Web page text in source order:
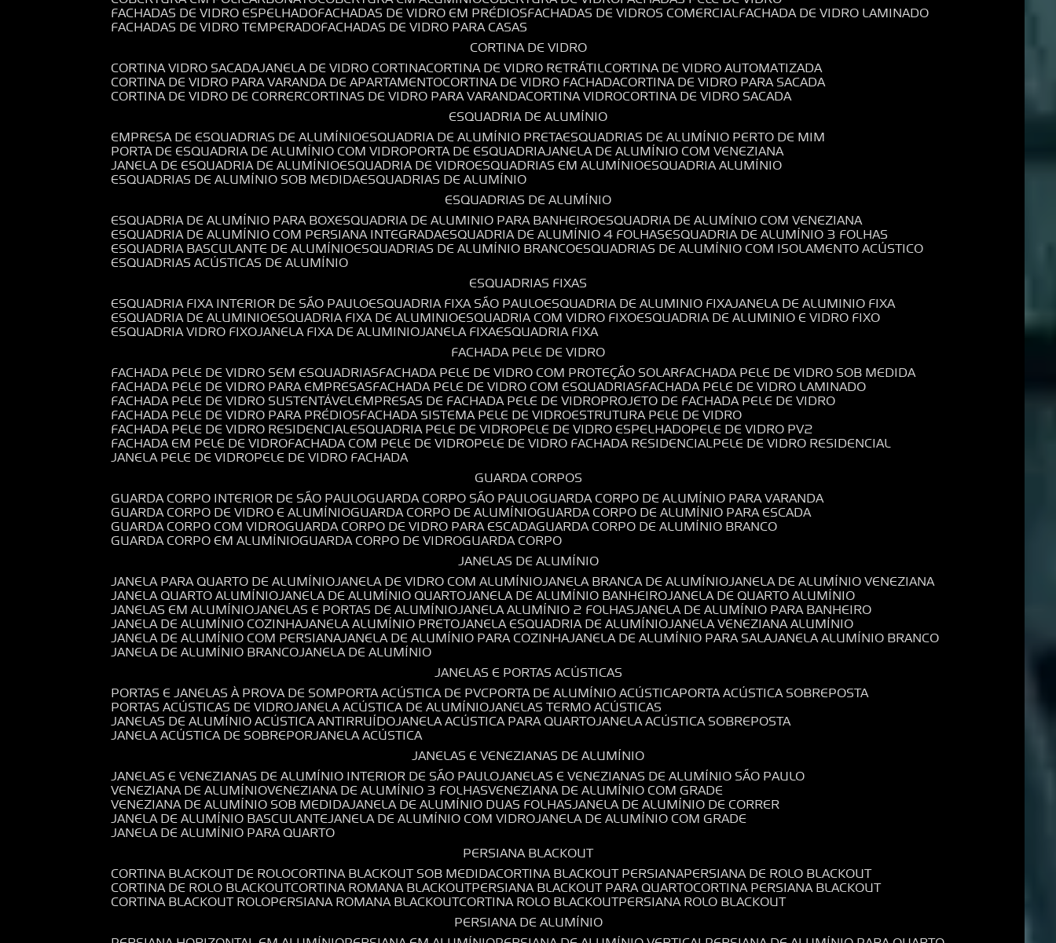
FACHADAS DE VIDRO ESPELHADO FACHADAS DE VIDRO EM PRÉDIOS FACHADAS DE VIDROS COMERCIAL FACHADA DE VIDRO LAMINADO
FACHADAS DE VIDRO TEMPERADO FACHADAS DE VIDRO PARA CASAS
CORTINA DE VIDRO
CORTINA VIDRO SACADA JANELA DE VIDRO CORTINA CORTINA DE VIDRO RETRÁTIL CORTINA DE VIDRO AUTOMATIZADA
CORTINA DE VIDRO PARA VARANDA DE APARTAMENTO CORTINA DE VIDRO FACHADA CORTINA DE VIDRO PARA SACADA
CORTINA DE VIDRO DE CORRER CORTINAS DE VIDRO PARA VARANDA CORTINA VIDRO CORTINA DE VIDRO SACADA
ESQUADRIA DE ALUMÍNIO
EMPRESA DE ESQUADRIAS DE ALUMÍNIO ESQUADRIA DE ALUMÍNIO PRETA ESQUADRIAS DE ALUMÍNIO PERTO DE MIM
PORTA DE ESQUADRIA DE ALUMÍNIO COM VIDRO PORTA DE ESQUADRIA JANELA DE ALUMÍNIO COM VENEZIANA
JANELA DE ESQUADRIA DE ALUMÍNIO ESQUADRIA DE VIDRO ESQUADRIAS EM ALUMÍNIO ESQUADRIA ALUMÍNIO
ESQUADRIAS DE ALUMÍNIO SOB MEDIDA ESQUADRIAS DE ALUMÍNIO
ESQUADRIAS DE ALUMÍNIO
ESQUADRIA DE ALUMÍNIO PARA BOX ESQUADRIA DE ALUMINIO PARA BANHEIRO ESQUADRIA DE ALUMÍNIO COM VENEZIANA
ESQUADRIA DE ALUMÍNIO COM PERSIANA INTEGRADA ESQUADRIA DE ALUMÍNIO 4 FOLHAS ESQUADRIA DE ALUMÍNIO 3 FOLHAS
ESQUADRIA BASCULANTE DE ALUMÍNIO ESQUADRIAS DE ALUMÍNIO BRANCO ESQUADRIAS DE ALUMÍNIO COM ISOLAMENTO ACÚSTICO
ESQUADRIAS ACÚSTICAS DE ALUMÍNIO
ESQUADRIAS FIXAS
ESQUADRIA FIXA INTERIOR DE SÃO PAULO ESQUADRIA FIXA SÃO PAULO ESQUADRIA DE ALUMINIO FIXA JANELA DE ALUMINIO FIXA
ESQUADRIA DE ALUMINIO ESQUADRIA FIXA DE ALUMINIO ESQUADRIA COM VIDRO FIXO ESQUADRIA DE ALUMINIO E VIDRO FIXO
ESQUADRIA VIDRO FIXO JANELA FIXA DE ALUMINIO JANELA FIXA ESQUADRIA FIXA
FACHADA PELE DE VIDRO
FACHADA PELE DE VIDRO SEM ESQUADRIAS FACHADA PELE DE VIDRO COM PROTEÇÃO SOLAR FACHADA PELE DE VIDRO SOB MEDIDA
FACHADA PELE DE VIDRO PARA EMPRESAS FACHADA PELE DE VIDRO COM ESQUADRIAS FACHADA PELE DE VIDRO LAMINADO
FACHADA PELE DE VIDRO SUSTENTÁVEL EMPRESAS DE FACHADA PELE DE VIDRO PROJETO DE FACHADA PELE DE VIDRO
FACHADA PELE DE VIDRO PARA PRÉDIOS FACHADA SISTEMA PELE DE VIDRO ESTRUTURA PELE DE VIDRO
FACHADA PELE DE VIDRO RESIDENCIAL ESQUADRIA PELE DE VIDRO PELE DE VIDRO ESPELHADO PELE DE VIDRO PV2
FACHADA EM PELE DE VIDRO FACHADA COM PELE DE VIDRO PELE DE VIDRO FACHADA RESIDENCIAL PELE DE VIDRO RESIDENCIAL
JANELA PELE DE VIDRO PELE DE VIDRO FACHADA
GUARDA CORPOS
GUARDA CORPO INTERIOR DE SÃO PAULO GUARDA CORPO SÃO PAULO GUARDA CORPO DE ALUMÍNIO PARA VARANDA
GUARDA CORPO DE VIDRO E ALUMÍNIO GUARDA CORPO DE ALUMÍNIO GUARDA CORPO DE ALUMÍNIO PARA ESCADA
GUARDA CORPO COM VIDRO GUARDA CORPO DE VIDRO PARA ESCADA GUARDA CORPO DE ALUMÍNIO BRANCO
GUARDA CORPO EM ALUMÍNIO GUARDA CORPO DE VIDRO GUARDA CORPO
JANELAS DE ALUMÍNIO
JANELA PARA QUARTO DE ALUMÍNIO JANELA DE VIDRO COM ALUMÍNIO JANELA BRANCA DE ALUMÍNIO JANELA DE ALUMÍNIO VENEZIANA
JANELA QUARTO ALUMÍNIO JANELA DE ALUMÍNIO QUARTO JANELA DE ALUMÍNIO BANHEIRO JANELA DE QUARTO ALUMÍNIO
JANELAS EM ALUMÍNIO JANELAS E PORTAS DE ALUMÍNIO JANELA ALUMÍNIO 2 FOLHAS JANELA DE ALUMÍNIO PARA BANHEIRO
JANELA DE ALUMÍNIO COZINHA JANELA ALUMÍNIO PRETO JANELA ESQUADRIA DE ALUMÍNIO JANELA VENEZIANA ALUMÍNIO
JANELA DE ALUMÍNIO COM PERSIANA JANELA DE ALUMÍNIO PARA COZINHA JANELA DE ALUMÍNIO PARA SALA JANELA ALUMÍNIO BRANCO
JANELA DE ALUMÍNIO BRANCO JANELA DE ALUMÍNIO
JANELAS E PORTAS ACÚSTICAS
PORTAS E JANELAS À PROVA DE SOM PORTA ACÚSTICA DE PVC PORTA DE ALUMÍNIO ACÚSTICA PORTA ACÚSTICA SOBREPOSTA
PORTAS ACÚSTICAS DE VIDRO JANELA ACÚSTICA DE ALUMÍNIO JANELAS TERMO ACÚSTICAS
JANELAS DE ALUMÍNIO ACÚSTICA ANTIRRUÍDO JANELA ACÚSTICA PARA QUARTO JANELA ACÚSTICA SOBREPOSTA
JANELA ACÚSTICA DE SOBREPOR JANELA ACÚSTICA
JANELAS E VENEZIANAS DE ALUMÍNIO
JANELAS E VENEZIANAS DE ALUMÍNIO INTERIOR DE SÃO PAULO JANELAS E VENEZIANAS DE ALUMÍNIO SÃO PAULO
VENEZIANA DE ALUMÍNIO VENEZIANA DE ALUMÍNIO 3 FOLHAS VENEZIANA DE ALUMÍNIO COM GRADE
VENEZIANA DE ALUMÍNIO SOB MEDIDA JANELA DE ALUMÍNIO DUAS FOLHAS JANELA DE ALUMÍNIO DE CORRER
JANELA DE ALUMÍNIO BASCULANTE JANELA DE ALUMÍNIO COM VIDRO JANELA DE ALUMÍNIO COM GRADE
JANELA DE ALUMÍNIO PARA QUARTO
PERSIANA BLACKOUT
CORTINA BLACKOUT DE ROLO CORTINA BLACKOUT SOB MEDIDA CORTINA BLACKOUT PERSIANA PERSIANA DE ROLO BLACKOUT
CORTINA DE ROLO BLACKOUT CORTINA ROMANA BLACKOUT PERSIANA BLACKOUT PARA QUARTO CORTINA PERSIANA BLACKOUT
CORTINA BLACKOUT ROLO PERSIANA ROMANA BLACKOUT CORTINA ROLO BLACKOUT PERSIANA ROLO BLACKOUT
PERSIANA DE ALUMÍNIO